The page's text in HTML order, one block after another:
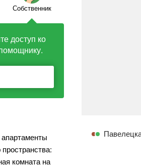
Собственник
доступ ко
комната на